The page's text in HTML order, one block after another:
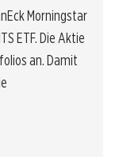
Morningstar
ETF. Die Aktie
an. Damit